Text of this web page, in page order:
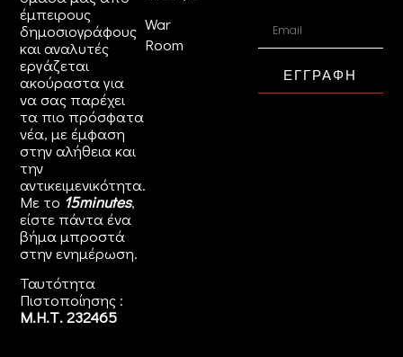
έμπειρους
δημοσιογράφους
και αναλυτές
εργάζεται
ακούραστα για
να σας παρέχει
τα πιο πρόσφατα
νέα, με έμφαση
στην αλήθεια και
την
αντικειμενικότητα.
Με το 15minutes,
είστε πάντα ένα
βήμα μπροστά
στηνενημέρωση.
Ταυτότητα
Πιστοποίησης :
Μ.Η.Τ. 232465
War
Room
ΕΓΓΡΑΦΗ